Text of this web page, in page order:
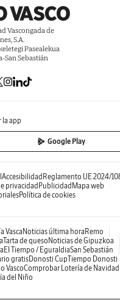
Vascongada de
S.A.
Pasealekua
San Sebastián
la app
Google Play
AccesibilidadReglamento UE 2024/
privacidadPublicidadMapa web
Política de cookies
VascaNoticias última horaRemo
Tarta de quesoNoticias de Gipuzkoa
El Tiempo / EguraldiaSan Sebastián
gratisDonosti CupTiempo Donosti
VascoComprobar Lotería de Navidad
del Niño